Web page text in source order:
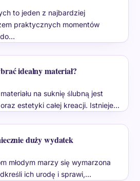
to jeden z najbardziej
praktycznych momentów
idealny materiał?
na suknię ślubną jest
estetyki całej kreacji. Istnieje…
duży wydatek
młodym marzy się wymarzona
ich urodę i sprawi,…